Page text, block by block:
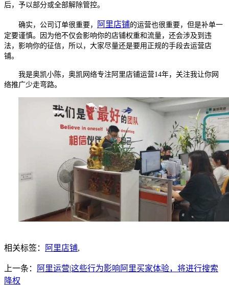
后，予以部分或全部解除管控。
确实，公司订单很重要， 阿里店铺的运营也很重要，但是补单一
定要谨慎。因为他不仅会影响你的店铺权重和流量，还会涉及到违
法，影响你的征信，所以，大家尽量还是要用正规的手段去运营店
铺。
我是奥凯小陈，奥凯网络专注阿里店铺运营14年，关注我让你网
络推广少走弯路。
相关标签： 阿里店铺,
上一条：
阿里运营|这些行为影响阿里买家体验，将进行搜索
降权